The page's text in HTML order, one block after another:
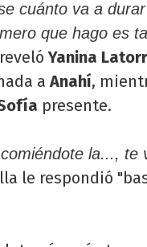
cuánto va a
que hago es
revelóYanina
aAnahí,
presente.
la..., te
le respondió